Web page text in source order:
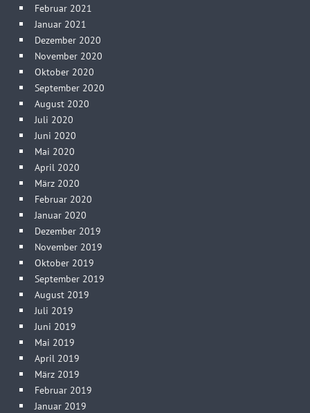
Februar 2021
Januar 2021
Dezember 2020
November 2020
Oktober 2020
September 2020
August 2020
Juli 2020
Juni 2020
Mai 2020
April 2020
März 2020
Februar 2020
Januar 2020
Dezember 2019
November 2019
Oktober 2019
September 2019
August 2019
Juli 2019
Juni 2019
Mai 2019
April 2019
März 2019
Februar 2019
Januar 2019